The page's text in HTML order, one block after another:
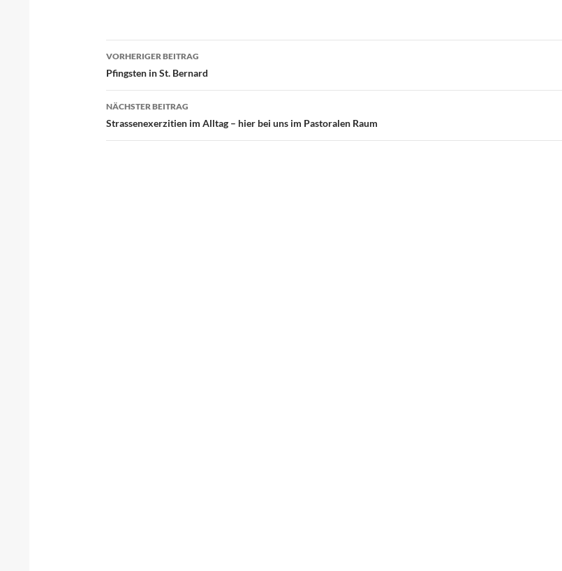
Beitragsnavigation
VORHERIGER BEITRAG
Pfingsten in St. Bernard
NÄCHSTER BEITRAG
Strassenexerzitien im Alltag – hier bei uns im Pastoralen Raum